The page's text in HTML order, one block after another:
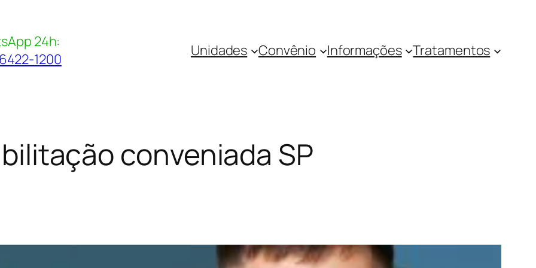
24h:
1200
Unidades Convênio Informações Tratamentos
conveniada SP